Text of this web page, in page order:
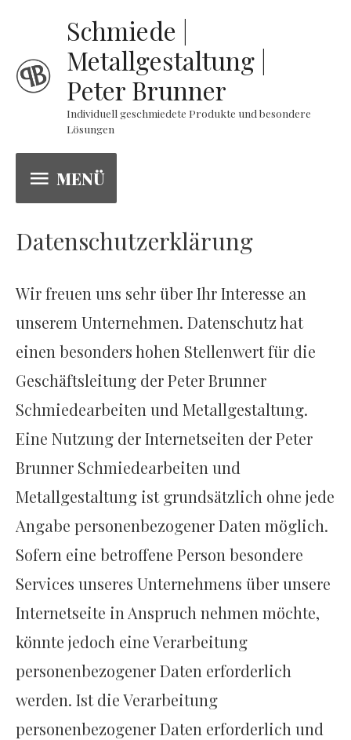
Schmiede |
Metallgestaltung |
Peter Brunner
Individuell geschmiedete Produkte und besondere
Lösungen
MENÜ
MENÜ
Datenschutzerklärung
Wir freuen uns sehr über Ihr Interesse an
unserem Unternehmen. Datenschutz hat
einen besonders hohen Stellenwert für die
Geschäftsleitung der Peter Brunner
Schmiedearbeiten und Metallgestaltung.
Eine Nutzung der Internetseiten der Peter
Brunner Schmiedearbeiten und
Metallgestaltung ist grundsätzlich ohne jede
Angabe personenbezogener Daten möglich.
Sofern eine betroffene Person besondere
Services unseres Unternehmens über unsere
Internetseite in Anspruch nehmen möchte,
könnte jedoch eine Verarbeitung
personenbezogener Daten erforderlich
werden. Ist die Verarbeitung
personenbezogener Daten erforderlich und